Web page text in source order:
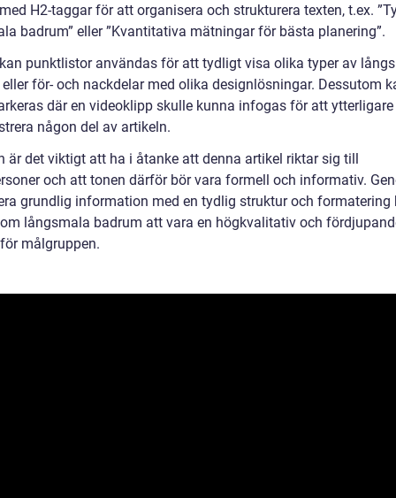
H2-taggar för att organisera och strukturera texten, t.ex.
badrum” eller ”Kvantitativa mätningar för bästa planering”.
punktlistor användas för att tydligt visa olika typer av
för- och nackdelar med olika designlösningar. Dessutom
där en videoklipp skulle kunna infogas för att
någon del av artikeln.
är det viktigt att ha i åtanke att denna artikel riktar sig till
och att tonen därför bör vara formell och informativ.
grundlig information med en tydlig struktur och formatering
långsmala badrum att vara en högkvalitativ och
målgruppen.